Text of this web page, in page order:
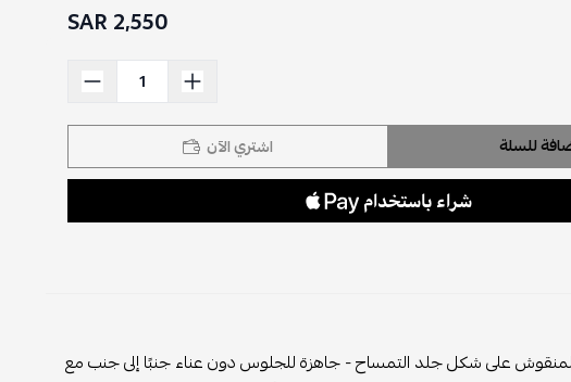
2,550 SAR
للسلة اشتري الآن
على شكل جلد التمساح - جاهزة للجلوس دون عناء جنبًا إلى جنب مع